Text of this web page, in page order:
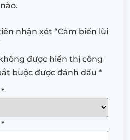
nhận xét “Cảm biến lùi
được hiển thị công
buộc được đánh dấu *
*
*